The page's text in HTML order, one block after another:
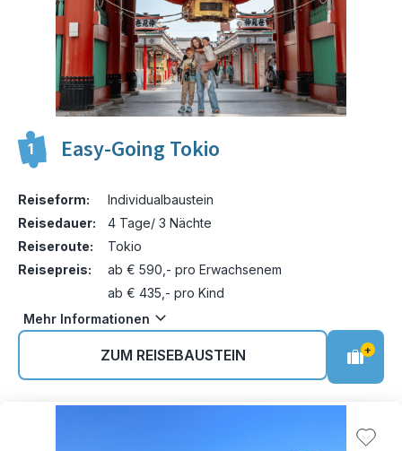
1 Easy-Going Tokio
Reiseform:
Individualbaustein
Reisedauer:
4 Tage/ 3 Nächte
Reiseroute:
Tokio
Reisepreis:
ab € 590,- pro Erwachsenem
ab € 435,- pro Kind
Mehr Informationen
ZUM REISEBAUSTEIN +